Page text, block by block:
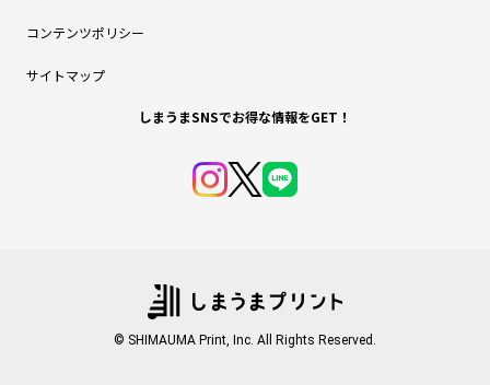
コンテンツポリシー
サイトマップ
しまうまSNSでお得な情報をGET！
© SHIMAUMA Print, Inc. All Rights Reserved.